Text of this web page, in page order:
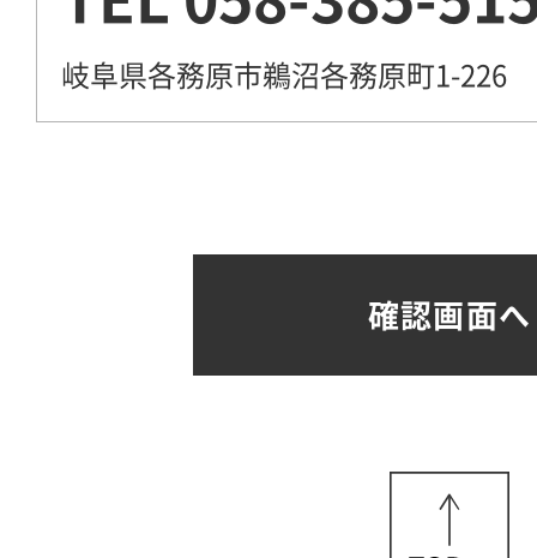
岐阜県各務原市鵜沼各務原町1-226